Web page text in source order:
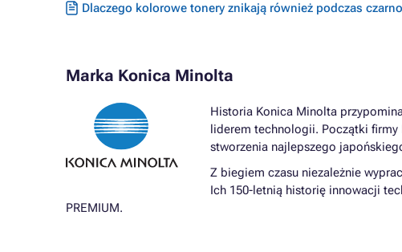
Dlaczego kolorowe tonery znikają również podczas
Marka Konica Minolta
Historia Konica Minolta
liderem technologii. Początki firmy
stworzenia najlepszego
Z biegiem czasu niezależnie
Ich 150-letnią historię innowacji
PREMIUM.